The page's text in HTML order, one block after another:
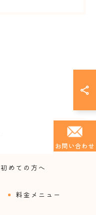
お問い合わせ
初めての方へ
料金メニュー